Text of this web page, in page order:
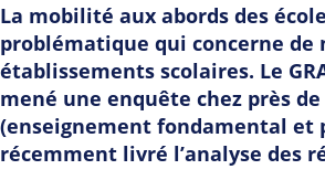
La mobilité aux abords des
problématique qui concerne de
établissements scolaires. Le
mené une enquête chez près de
(enseignement fondamental et
récemment livré l’analyse des